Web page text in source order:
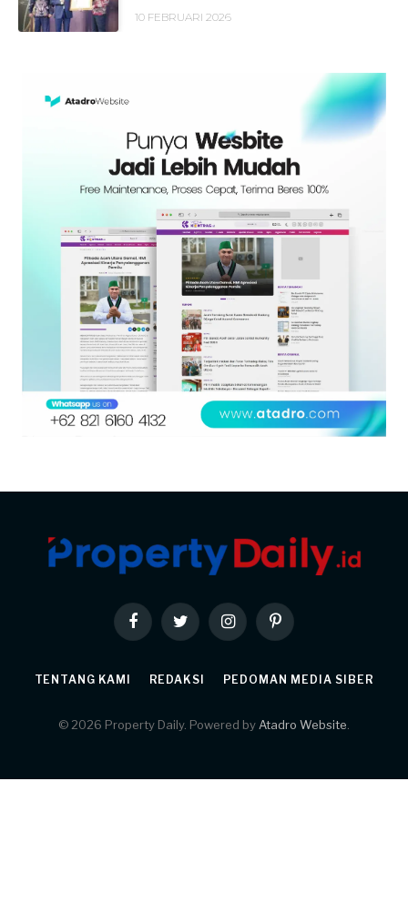
10 FEBRUARI 2026
FacebookTwitter InstagramPinterest
TENTANG KAMI REDAKSI PEDOMAN MEDIA SIBER
© 2026 Property Daily. Powered by Atadro Website